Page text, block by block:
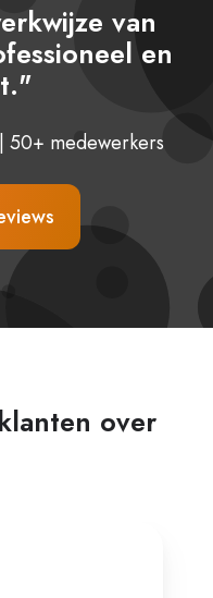
van
en
50+ medewerkers
over